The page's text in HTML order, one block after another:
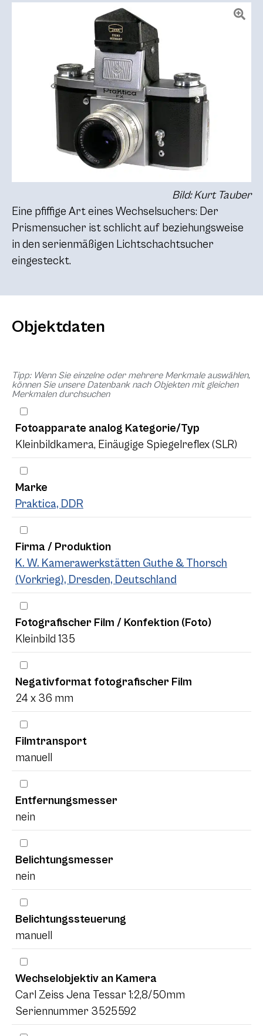
Bild: Kurt Tauber
Eine pfiffige Art eines Wechselsuchers: Der
Prismensucher ist schlicht auf beziehungsweise
in den serienmäßigen Lichtschachtsucher
eingesteckt.
Objektdaten
Tipp: Wenn Sie einzelne oder mehrere Merkmale auswählen,
können Sie unsere Datenbank nach Objekten mit gleichen
Merkmalen durchsuchen
Fotoapparate analog Kategorie/Typ
Kleinbildkamera, Einäugige Spiegelreflex (SLR)
Marke
Praktica, DDR
Firma / Produktion
K. W. Kamerawerkstätten Guthe & Thorsch
(Vorkrieg), Dresden, Deutschland
Fotografischer Film / Konfektion (Foto)
Kleinbild 135
Negativformat fotografischer Film
24 x 36 mm
Filmtransport
manuell
Entfernungsmesser
nein
Belichtungsmesser
nein
Belichtungssteuerung
manuell
Wechselobjektiv an Kamera
Carl Zeiss Jena Tessar 1:2,8/50mm
Seriennummer 3525592